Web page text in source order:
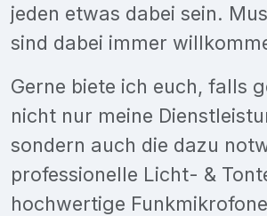
jeden etwas dabei sein.
sind dabei immer
Gerne biete ich euch, falls
nicht nur meine
sondern auch die dazu
professionelle Licht- &
hochwertige